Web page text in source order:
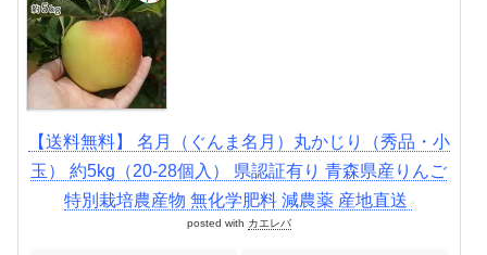
【送料無料】 名月（ぐんま名月）丸かじり（秀品・小
玉） 約5kg（20-28個入） 県認証有り 青森県産りんご
特別栽培農産物 無化学肥料 減農薬 産地直送
posted with カエレバ